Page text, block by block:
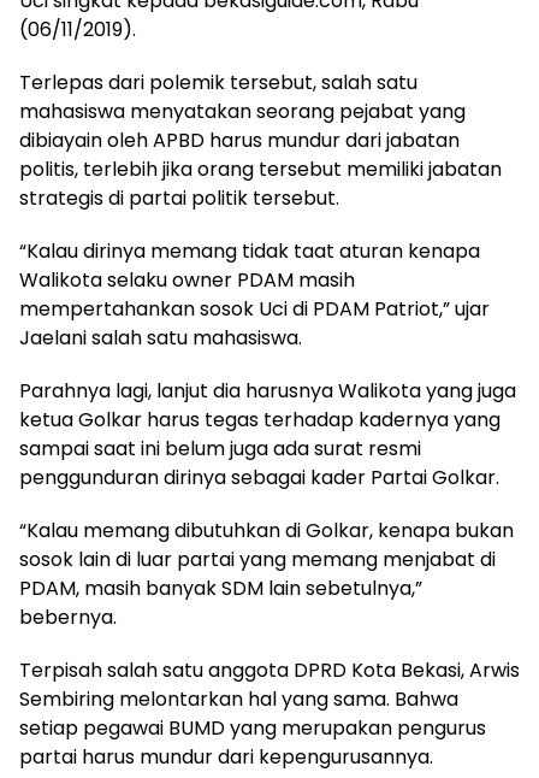
(06/11/2019).
Terlepas dari polemik tersebut, salah satu
mahasiswa menyatakan seorang pejabat yang
dibiayain oleh APBD harus mundur dari jabatan
politis, terlebih jika orang tersebut memiliki jabatan
strategis di partai politik tersebut.
“Kalau dirinya memang tidak taat aturan kenapa
Walikota selaku owner PDAM masih
mempertahankan sosok Uci di PDAM Patriot,” ujar
Jaelani salah satu mahasiswa.
Parahnya lagi, lanjut dia harusnya Walikota yang juga
ketua Golkar harus tegas terhadap kadernya yang
sampai saat ini belum juga ada surat resmi
penggunduran dirinya sebagai kader Partai Golkar.
“Kalau memang dibutuhkan di Golkar, kenapa bukan
sosok lain di luar partai yang memang menjabat di
PDAM, masih banyak SDM lain sebetulnya,”
bebernya.
Terpisah salah satu anggota DPRD Kota Bekasi, Arwis
Sembiring melontarkan hal yang sama. Bahwa
setiap pegawai BUMD yang merupakan pengurus
partai harus mundur dari kepengurusannya.